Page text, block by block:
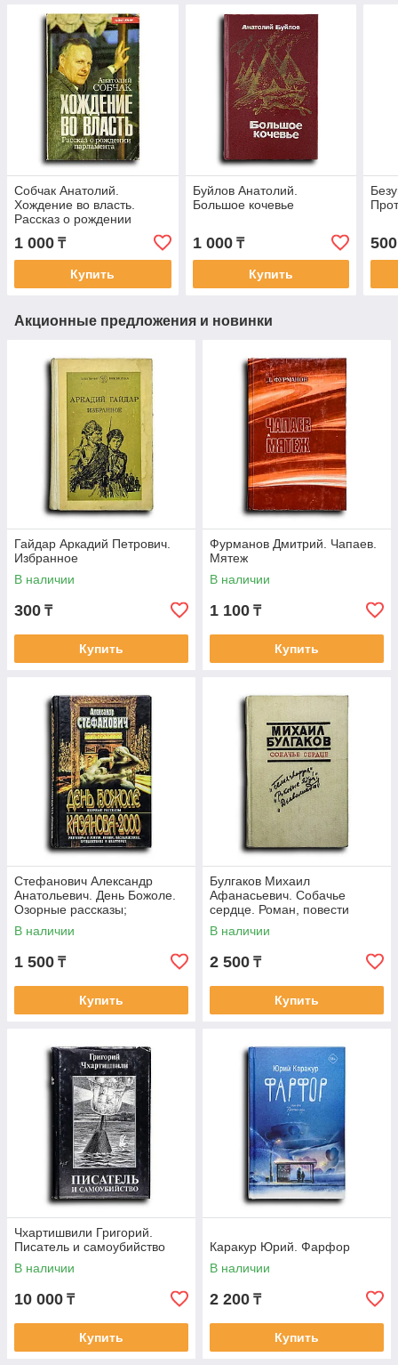
Собчак Анатолий.
Хождение во власть.
Рассказ о рождении
парламента
1 000 ₸
Купить
Буйлов Анатолий.
Большое кочевье
1 000₸
Купить
500
Акционные предложения и новинки
Гайдар Аркадий Петрович.
Избранное
В наличии
300 ₸
Купить
Фурманов Дмитрий. Чапаев.
Мятеж
В наличии
1 100 ₸
Купить
Стефанович Александр
Анатольевич. День Божоле.
Озорные рассказы;
Казанова-2000: Разговоры о
жизни, любви,
В наличии
1 500 ₸
Купить
Булгаков Михаил
Афанасьевич. Собачье
сердце. Роман, повести
В наличии
2 500 ₸
Купить
Чхартишвили Григорий.
Писатель и самоубийство
В наличии
10 000 ₸
Купить
Каракур Юрий. Фарфор
В наличии
2 200 ₸
Купить